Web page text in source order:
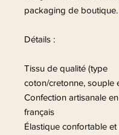
packaging de boutique.
Détails :
Tissu de qualité (type
coton/cretonne, souple
Confection artisanale
français
Élastique confortable et